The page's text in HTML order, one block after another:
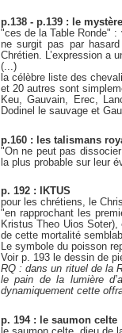
p.138 - p.139 : le
"ces de la Table Ronde"
ne surgit pas par
Chrétien. L’expression a
(...)
la célèbre liste des
et 20 autres sont
Keu, Gauvain, Erec,
Dodinel le sauvage et
p.160 : les talismans
"On ne peut pas
la plus probable sur leur
p. 192 : IKTUS
pour les chrétiens, le
"en rapprochant les
Kristus Theo Uios
de cette mortalité
Le symbole du poisson
Voir p. 193 le dessin de
RQ : dans un rituel de la
le pain de la lumière
dynamiquement cette
p. 194 : le saumon celte